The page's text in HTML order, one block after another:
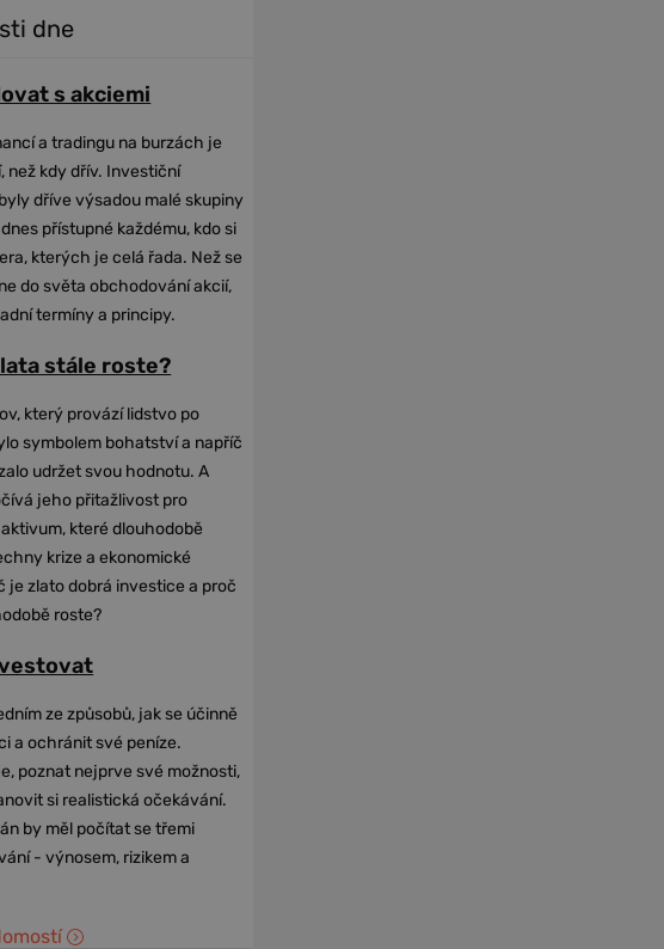
dne
s akciemi
a tradingu na burzách je
než kdy dřív. Investiční
dříve výsadou malé skupiny
přístupné každému, kdo si
kterých je celá řada. Než se
do světa obchodování akcií,
termíny a principy.
stále roste?
který provází lidstvo po
symbolem bohatství a napříč
udržet svou hodnotu. A
jeho přitažlivost pro
které dlouhodobě
krize a ekonomické
je zlato dobrá investice a proč
roste?
ze způsobů, jak se účinně
a ochránit své peníze.
poznat nejprve své možnosti,
si realistická očekávání.
by měl počítat se třemi
- výnosem, rizikem a